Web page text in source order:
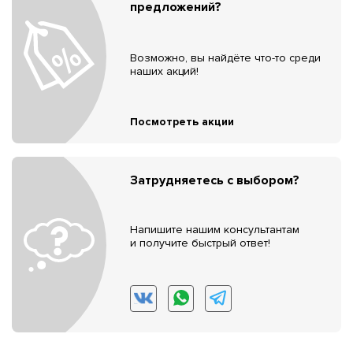
предложений?
Возможно, вы найдёте что-то среди
наших акций!
Посмотреть акции
Затрудняетесь с выбором?
Напишите нашим консультантам
и получите быстрый ответ!